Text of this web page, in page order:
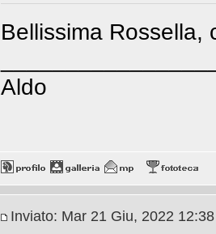
Bellissima
Aldo
Inviato: Mar 21 Giu, 2022